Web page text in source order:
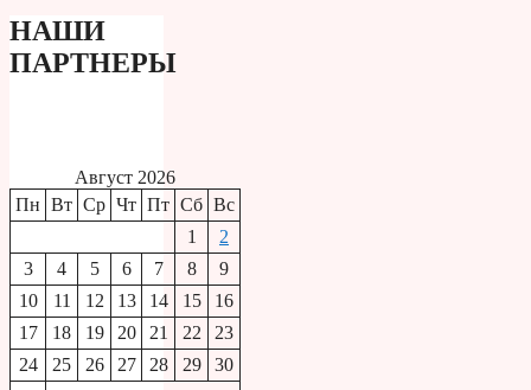
НАШИ
ПАРТНЕРЫ
Август 2026
Пн Вт Ср Чт Пт Сб Вс
1
2
3
4 5 6 7 8
9
10
11 12 13 14 15
16
17
18 19 20 21 22
23
24
25 26 27 28 29
30